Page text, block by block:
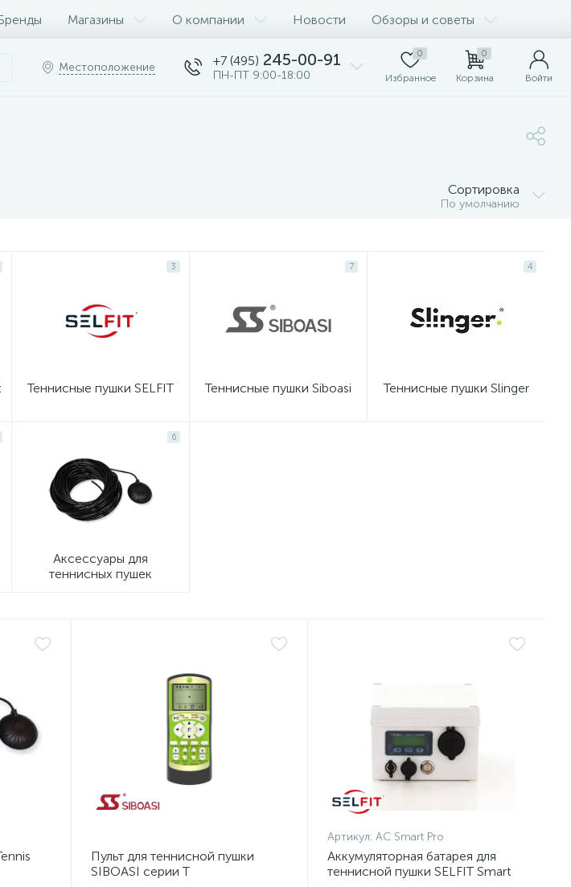
Магазины О компании Новости Обзоры и советы
Местоположение +7 (495) 245-00-91
ПН-ПТ 9:00-18:00
0
Избранное
0
Корзина Войти
Сортировка
По умолчанию
3
Теннисные пушки SELFIT
7
Теннисные пушки Siboasi
4
Теннисные пушки Slinger
6
Аксессуары для
теннисных пушек
Пульт для теннисной пушки
SIBOASI серии T
Артикул: AC Smart Pro
Аккумуляторная батарея для
теннисной пушки SELFIT Smart